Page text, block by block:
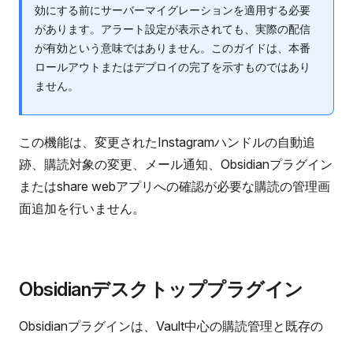
効にする前にサーバーマイグレーションを適用する必要
があります。アラート設定が表示されても、実際の配信
が有効という意味ではありません。このガイドは、本番
ロールアウトまたはデプロイの完了を示すものではあり
ません。
この機能は、変更されたInstagramハンドルの自動追
跡、購読対象の変更、メール通知、Obsidianプラグイン
またはshare webアプリへの確認が必要な購読の管理画
面追加を行いません。
Obsidianデスクトッププラグイン
Obsidianプラグインは、Vault中心の購読管理と既存の